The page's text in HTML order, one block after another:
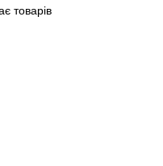
товарів